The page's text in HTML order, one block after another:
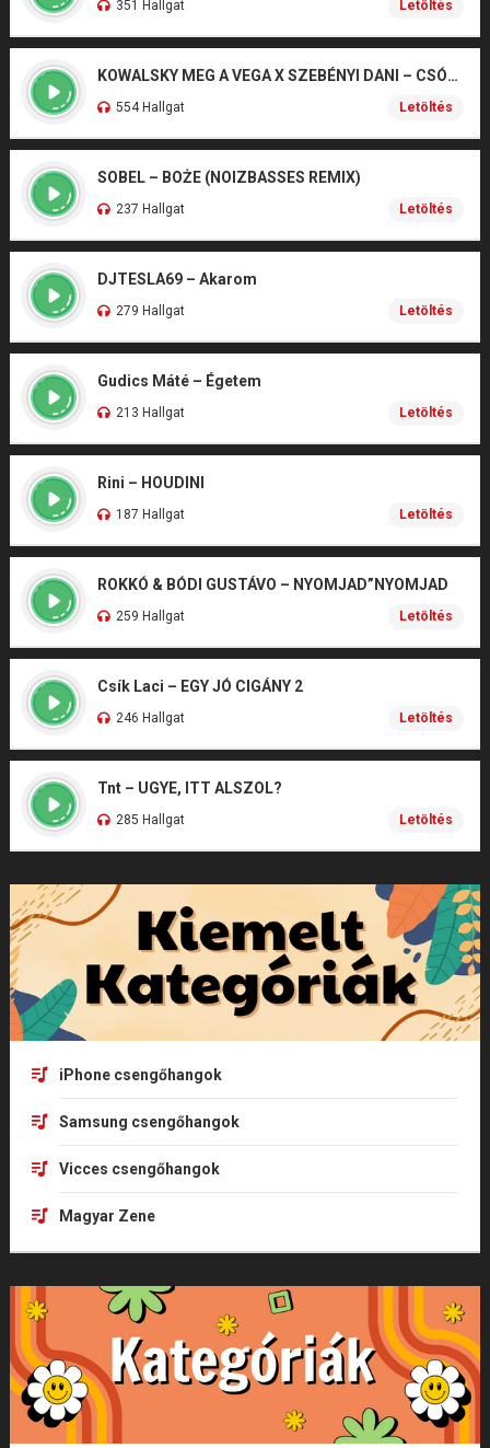
351 Hallgat Letöltés
KOWALSKY MEG A VEGA X SZEBÉNYI DANI – CSÓNAK
554 Hallgat Letöltés
SOBEL – BOŻE (NOIZBASSES REMIX)
237 Hallgat Letöltés
DJTESLA69 – Akarom
279 Hallgat Letöltés
Gudics Máté – Égetem
213 Hallgat Letöltés
Rini – HOUDINI
187 Hallgat Letöltés
ROKKÓ & BÓDI GUSTÁVO – NYOMJAD”NYOMJAD
259 Hallgat Letöltés
Csík Laci – EGY JÓ CIGÁNY 2
246 Hallgat Letöltés
Tnt – UGYE, ITT ALSZOL?
285 Hallgat Letöltés
iPhone csengőhangok
Samsung csengőhangok
Vicces csengőhangok
Magyar Zene